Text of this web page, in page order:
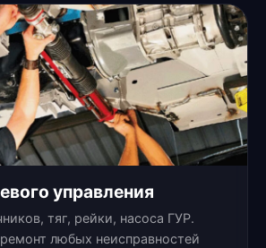
управления
тяг, рейки, насоса ГУР.
любых неисправностей